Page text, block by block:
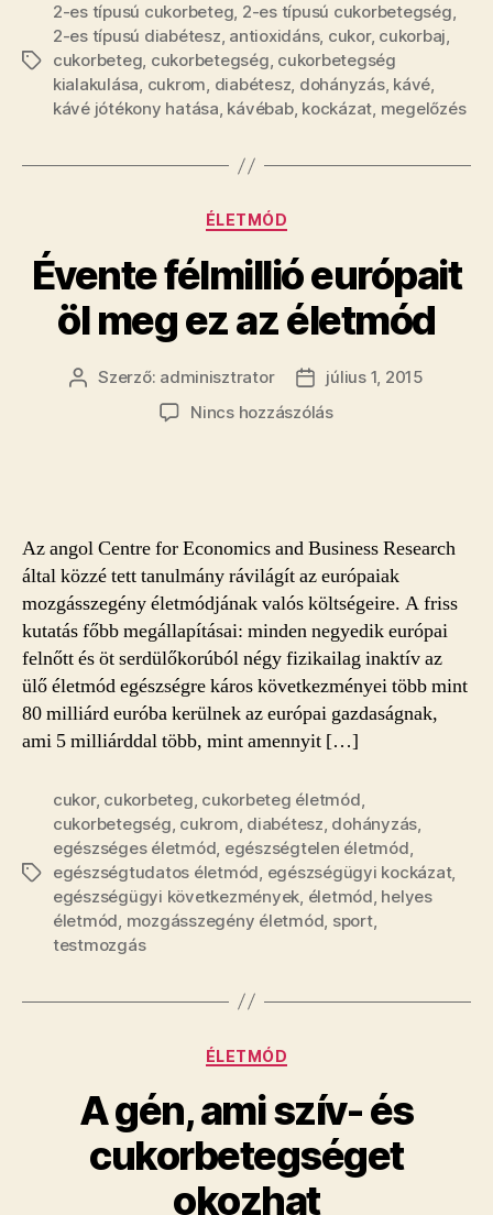
Címkék
2-es típusú cukorbeteg, 2-es típusú cukorbetegség,
2-es típusú diabétesz, antioxidáns, cukor, cukorbaj,
cukorbeteg, cukorbetegség, cukorbetegség
kialakulása, cukrom, diabétesz, dohányzás, kávé,
kávé jótékony hatása, kávébab, kockázat, megelőzés
Kategóriák
ÉLETMÓD
Évente félmillió európait
öl meg ez az életmód
Bejegyzés
Szerző: adminisztrator
Bejegyzés
dátuma
július 1, 2015
Nincs hozzászólása(z)
ez
az
életmód
bejegyzéshez
Az angol Centre for Economics and Business Research
által közzé tett tanulmány rávilágít az európaiak
mozgásszegény életmódjának valós költségeire. A friss
kutatás főbb megállapításai: minden negyedik európai
felnőtt és öt serdülőkorúból négy fizikailag inaktív az
ülő életmód egészségre káros következményei több mint
80 milliárd euróba kerülnek az európai gazdaságnak,
ami 5 milliárddal több, mint amennyit […]
Címkék
cukor, cukorbeteg cukorbeteg életmód
cukorbetegség cukrom diabétesz dohányzás
egészséges életmód egészségtelen életmód
egészségtudatos életmód egészségügyi kockázat,
egészségügyi következmények életmód helyes
életmód mozgásszegény életmód sport,
testmozgás
Kategóriák
ÉLETMÓD
A gén, ami szív- és
cukorbetegséget
okozhat